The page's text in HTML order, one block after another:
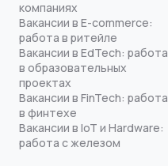
компаниях
Вакансии в E-commerce:
работа в ритейле
Вакансии в EdTech: работа
в образовательных
проектах
Вакансии в FinTech: работа
в финтехе
Вакансии в IoT и Hardware:
работа с железом